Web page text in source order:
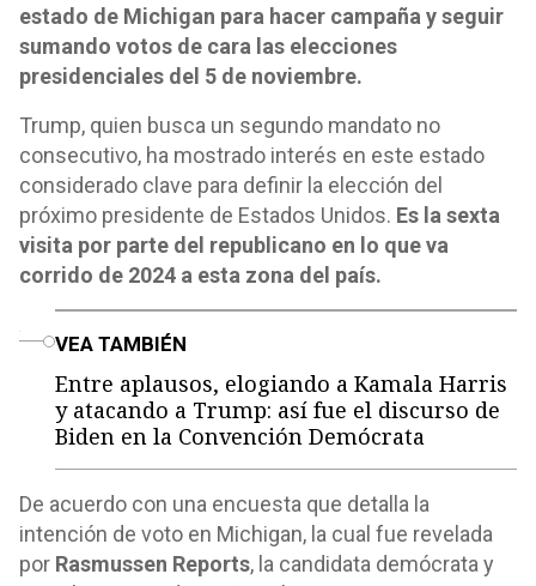
estado de Michigan para hacer campaña y seguir
sumando votos de cara las elecciones
presidenciales del 5 de noviembre.
Trump, quien busca un segundo mandato no
consecutivo, ha mostrado interés en este estado
considerado clave para definir la elección del
próximo presidente de Estados Unidos. Es la sexta
visita por parte del republicano en lo que va
corrido de 2024 a esta zona del país.
VEA TAMBIÉN
Entre aplausos, elogiando a Kamala Harris
y atacando a Trump: así fue el discurso de
Biden en la Convención Demócrata
De acuerdo con una encuesta que detalla la
intención de voto en Michigan, la cual fue revelada
por Rasmussen Reports, la candidata demócrata y